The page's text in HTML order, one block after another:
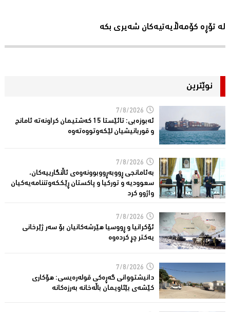
لە تۆڕە کۆمەڵایەتیەکان شەیری بکە
نوێترین
7/8/2026
ئەبوزەبی: تائێستا 15 كەشتیمان كراونەتە ئامانج
و قوربانیشیان لێكەوتووەتەوە
7/8/2026
بەئامانجی ڕووبەڕووبوونەوەی ئاڵنگارییەكان،
سعوودیە و توركیا و پاكستان ڕێككەوتننامەیەکیان
واژوو كرد
7/8/2026
ئۆكرانیا و ڕووسیا هێرشەكانیان بۆ سەر ژێرخانی
یەكتر چڕ كردەوە
7/8/2026
دانیشتووانى گەڕەكی قولەرەیسی: هۆکارى
کێشەى بێئاویمان باڵەخانە بەرزەكانە